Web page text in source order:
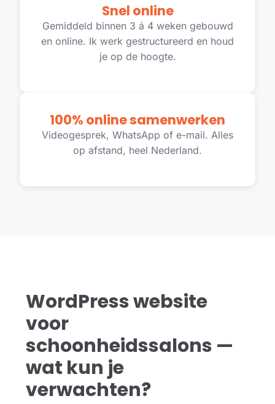
Snel online
Gemiddeld binnen 3 á 4 weken gebouwd
en online. Ik werk gestructureerd en houd
je op de hoogte.
100% online samenwerken
Videogesprek, WhatsApp of e-mail. Alles
op afstand, heel Nederland.
WordPress website
voor
schoonheidssalons —
wat kun je
verwachten?